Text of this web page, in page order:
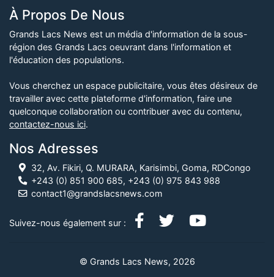
À Propos De Nous
Grands Lacs News est un média d'information de la sous-
région des Grands Lacs oeuvrant dans l'information et
l'éducation des populations.
Vous cherchez un espace publicitaire, vous êtes désireux de
travailler avec cette plateforme d'information, faire une
quelconque collaboration ou contribuer avec du contenu,
contactez-nous ici.
Nos Adresses
32, Av. Fikiri, Q. MURARA, Karisimbi, Goma, RDCongo
+243 (0) 851 900 685, +243 (0) 975 843 988
contact1@grandslacsnews.com
Suivez-nous également sur :
© Grands Lacs News, 2026